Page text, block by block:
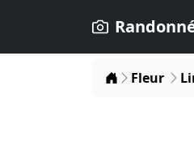
Home
Fleur